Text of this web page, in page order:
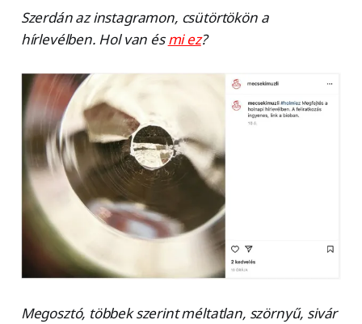
Szerdán az instagramon, csütörtökön a
hírlevélben. Hol van ésmi ez?
Megosztó, többek szerint méltatlan, szörnyű, sivár